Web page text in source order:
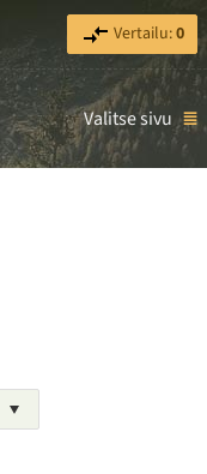
Vertailu:0
Valitse sivu